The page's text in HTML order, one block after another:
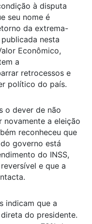
à disputa
seu nome é
da extrema-
publicada nesta
Econômico,
a
retrocessos e
político do país.
o dever de não
a eleição
reconheceu que
governo está
do INSS,
e que a
indicam que a
do presidente.